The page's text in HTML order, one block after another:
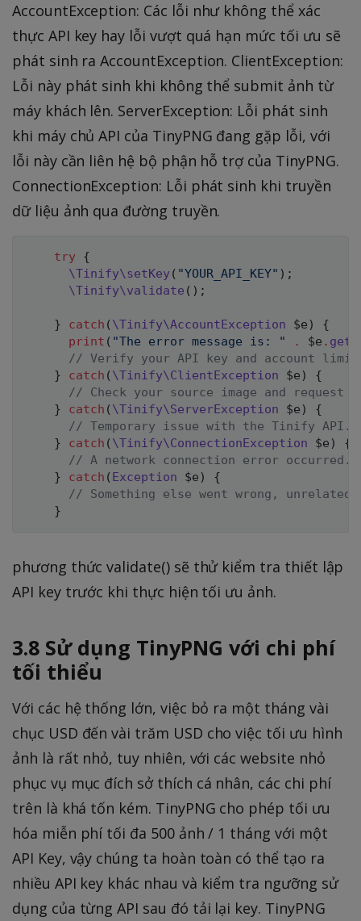
AccountException: Các lỗi như không thể xác
thực API key hay lỗi vượt quá hạn mức tối ưu sẽ
phát sinh ra AccountException. ClientException:
Lỗi này phát sinh khi không thể submit ảnh từ
máy khách lên. ServerException: Lỗi phát sinh
khi máy chủ API của TinyPNG đang gặp lỗi, với
lỗi này cần liên hệ bộ phận hỗ trợ của TinyPNG.
ConnectionException: Lỗi phát sinh khi truyền
dữ liệu ảnh qua đường truyền.
try
{
\Tinify\setKey ( "YOUR_API_KEY" ) ;
\Tinify\validate ( ) ;
} catch ( \Tinify\AccountException $e )
{
print ( "The error message is: " . $e .
// Verify your API key and account
}
catch ( \Tinify\ClientException $e )
{
// Check your source image and request
}
catch ( \Tinify\ServerException $e )
{
// Temporary issue with the Tinify API.
}
catch ( \Tinify\ConnectionException $e )
{
// A network connection error occurred.
}
catch ( Exception $e )
{
// Something else went wrong,
}
phương thức validate() sẽ thử kiểm tra thiết lập
API key trước khi thực hiện tối ưu ảnh.
3.8 Sử dụng TinyPNG với chi phí
tối thiểu
Với các hệ thống lớn, việc bỏ ra một tháng vài
chục USD đến vài trăm USD cho việc tối ưu hình
ảnh là rất nhỏ, tuy nhiên, với các website nhỏ
phục vụ mục đích sở thích cá nhân, các chi phí
trên là khá tốn kém. TinyPNG cho phép tối ưu
hóa miễn phí tối đa 500 ảnh / 1 tháng với một
API Key, vậy chúng ta hoàn toàn có thể tạo ra
nhiều API key khác nhau và kiểm tra ngưỡng sử
dụng của từng API sau đó tải lại key. TinyPNG